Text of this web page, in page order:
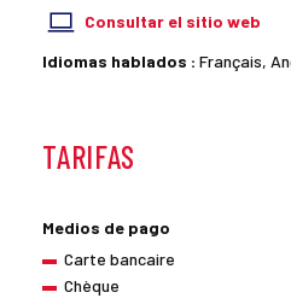
Consultar el sitio web
Idiomas hablados : Français,
TARIFAS
Medios de pago
Carte bancaire
Chèque